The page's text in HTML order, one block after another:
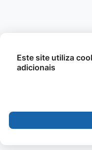
Este site utiliza
adicionais